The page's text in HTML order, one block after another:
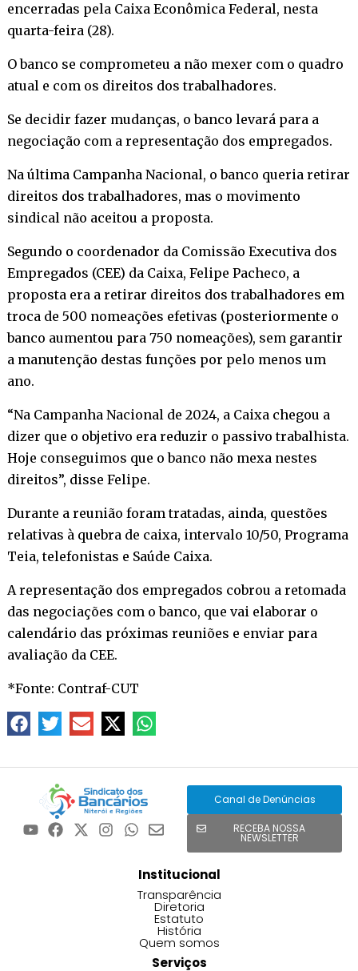
encerradas pela Caixa Econômica Federal, nesta
quarta-feira (28).
O banco se comprometeu a não mexer com o quadro
atual e com os direitos dos trabalhadores.
Se decidir fazer mudanças, o banco levará para a
negociação com a representação dos empregados.
Na última Campanha Nacional, o banco queria retirar
direitos dos trabalhadores, mas o movimento
sindical não aceitou a proposta.
Segundo o coordenador da Comissão Executiva dos
Empregados (CEE) da Caixa, Felipe Pacheco, a
proposta era a retirar direitos dos trabalhadores em
troca de 500 nomeações efetivas (posteriormente o
banco aumentou para 750 nomeações), sem garantir
a manutenção destas funções por pelo menos um
ano.
“Na Campanha Nacional de 2024, a Caixa chegou a
dizer que o objetivo era reduzir o passivo trabalhista.
Hoje conseguimos que o banco não mexa nestes
direitos”, disse Felipe.
Durante a reunião foram tratadas, ainda, questões
relativas à quebra de caixa, intervalo 10/50, Programa
Teia, telefonistas e Saúde Caixa.
A representação dos empregados cobrou a retomada
das negociações com o banco, que vai elaborar o
calendário das próximas reuniões e enviar para
avaliação da CEE.
*Fonte: Contraf-CUT
Canal de Denúncias
RECEBA NOSSA
NEWSLETTER
Institucional
Transparência
Diretoria
Estatuto
História
Quem somos
Serviços